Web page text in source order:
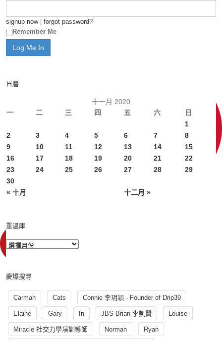
signup now| forgot password?
Remember Me
日曆
十一月 2020
一
二 三 四 五 六 日
« 十月 十二月 »
1
2
3 4 5 6 7
8
9
10 11 12 13 14
15
16
17 18 19 20 21
22
23
24 25 26 27 28
29
30
重溫庫
慶爆搜尋
Carman Cats Connie 李玥穎 - Founder of Drip39
Elaine Gary In JBS Brian 李凱賢 Louise
Miracle 社交力學培訓導師 Norman Ryan